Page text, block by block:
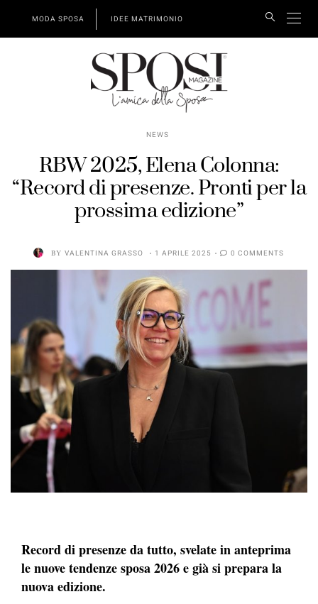
MODA SPOSA IDEE MATRIMONIO
NEWS
RBW 2025, Elena Colonna:
“Record di presenze. Pronti per la
prossima edizione”
BY VALENTINA GRASSO 1 APRILE 2025 0 COMMENTS
Record di presenze da tutto, svelate in anteprima
le nuove tendenze sposa 2026 e già si prepara la
nuova edizione.